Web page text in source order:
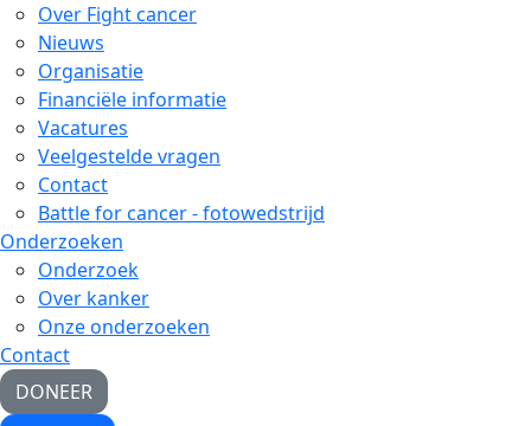
Over Fight cancer
Nieuws
Organisatie
Financiële informatie
Vacatures
Veelgestelde vragen
Contact
Battle for cancer - fotowedstrijd
Onderzoeken
Onderzoek
Over kanker
Onze onderzoeken
Contact
DONEER